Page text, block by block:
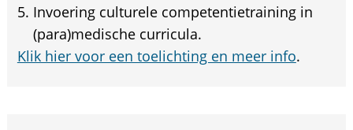
Invoering culturele competentietraining in
(para)medische curricula.
Klik hier voor een toelichting en meer info.